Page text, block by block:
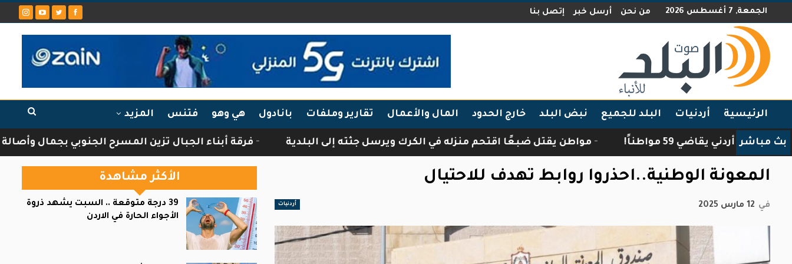
الجمعة, 7 أغسطس 2026 من نحن أرسل خبر إتصل بنا
الرئيسية أردنيات البلد للجميع نبض البلد خارج الحدود المال والأعمال تقارير وملفات بانادول هي وهو فتنس المزيد
بث مباشر
أردني يقاضي 59 مواطناً! مواطن يقتل ضبعًا اقتحم منزله في الكرك ويرسل جثته إلى البلدية فرقة أبناء الجبال تزين المسرح الجنوبي بجمال وأصالة
المعونة الوطنية..احذروا روابط تهدف للاحتيال
أردنيات في 12 مارس 2025
الأكثر مشاهدة
39 درجة متوقعة .. السبت يشهد ذروة
الأجواء الحارة في الاردن